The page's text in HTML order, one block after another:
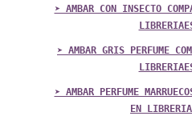
➤ AMBAR CON INSECTO
➤ AMBAR GRIS PERFUME
➤ AMBAR PERFUME
EN